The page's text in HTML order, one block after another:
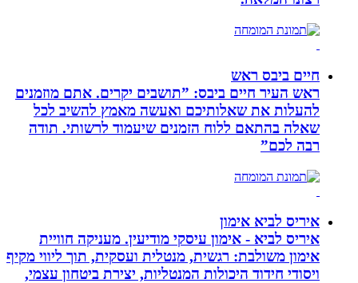
חיים ביבס ראש
ראש העיר חיים ביבס: ”תושבים יקרים. אתם מוזמנים
להעלות את שאלותיכם ואעשה מאמץ להשיב לכל
שאלה בהתאם ללוח הזמנים שיעמוד לרשותי. תודה
רבה לכם”
איריס לביא אימון
איריס לביא - אימון עיסקי מודיעין. מעניקה חוויית
אימון משולבת: רגשית, מנטלית ועסקית, תוך ליווי מקיף
ויסודי חידוד היכולות המנטליות, יצירת ביטחון עצמי,